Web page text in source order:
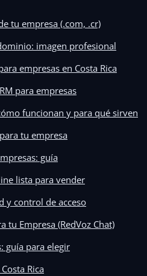
tu empresa (.com, .cr)
imagen profesional
empresas en Costa Rica
para empresas
funcionan y para qué sirven
tu empresa
guía
lista para vender
y control de acceso
tu Empresa (RedVoz Chat)
guía para elegir
Rica